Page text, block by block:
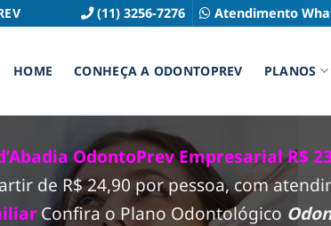
(11) 3256-7276 Atendimento
HOME CONHEÇA A ODONTOPREV PLANOS
OdontoPrev Empresarial R$
de R$ 24,90 por pessoa, com
Confira o Plano Odontológico